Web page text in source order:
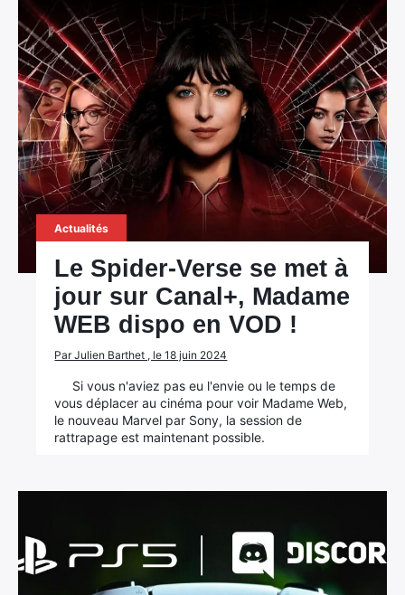
Actualités
Le Spider-Verse se met à
jour sur Canal+, Madame
WEB dispo en VOD !
Par Julien Barthet , le 18 juin 2024
Si vous n'aviez pas eu l'envie ou le temps de
vous déplacer au cinéma pour voir Madame Web,
le nouveau Marvel par Sony, la session de
rattrapage est maintenant possible.